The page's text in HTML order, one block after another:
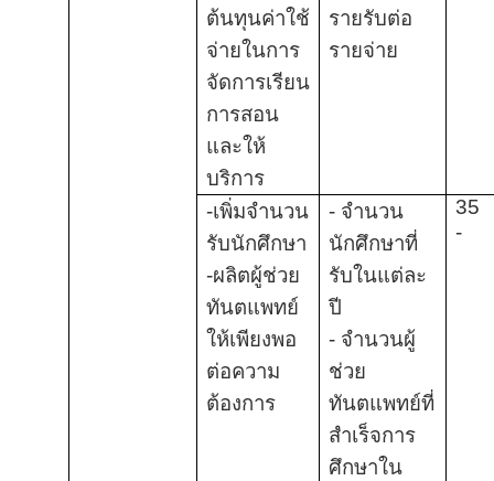
ต้นทุนค่าใช้
จ่ายในการ
จัดการเรียน
การสอน
และให้
บริการ
รายรับต่อ
รายจ่าย
-เพิ่มจำนวน
รับนักศึกษา
-ผลิตผู้ช่วย
ทันตแพทย์
ให้เพียงพอ
ต่อความ
ต้องการ
- จำนวน
นักศึกษาที่
รับในแต่ละ
ปี
- จำนวนผู้
ช่วย
ทันตแพทย์ที่
สำเร็จการ
ศึกษาใน
35
-